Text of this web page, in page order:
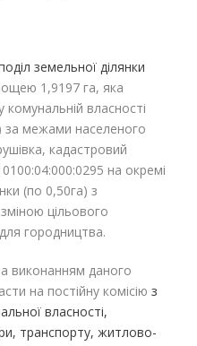
земельної ділянки
1,9197 га, яка
комунальній власності
за межами населеного
кадастровий
на окремі
(по 0,50га) з
цільового
городництва.
виконанням даного
на постійну комісію з
власності,
транспорту, житлово-